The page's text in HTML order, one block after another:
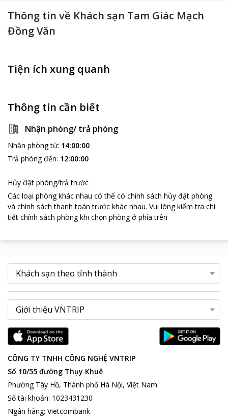
Thông tin về Khách sạn Tam Giác Mạch
Đồng Văn
Tiện ích xung quanh
Thông tin cần biết
Nhận phòng/ trả phòng
Nhận phòng từ: 14:00:00
Trả phòng đến: 12:00:00
Hủy đặt phòng/trả trước
Các loại phòng khác nhau có thể có chính sách hủy đặt phòng
và chính sách thanh toán trước khác nhau. Vui lòng kiểm tra chi
tiết chính sách phòng khi chọn phòng ở phía trên
CÔNG TY TNHH CÔNG NGHỆ VNTRIP
Số 10/55 đường Thụy Khuê
Phường Tây Hồ, Thành phố Hà Nội, Việt Nam
Số tài khoản: 1023431230
Ngân hàng: Vietcombank